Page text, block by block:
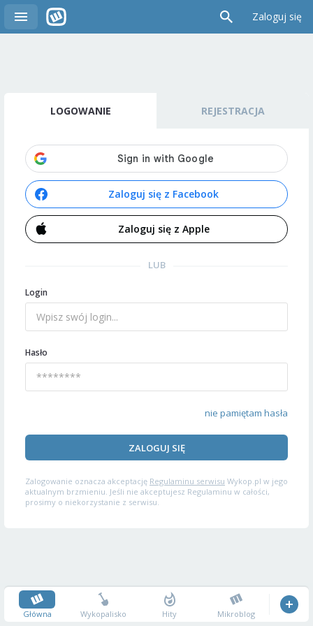
Zaloguj się
LOGOWANIE REJESTRACJA
Zaloguj się z Facebook
Zaloguj się z Apple
LUB
Login
Hasło
nie pamiętam hasła
ZALOGUJ SIĘ
Zalogowanie oznacza akceptację Regulaminu serwisu Wykop.pl w jego
aktualnym brzmieniu. Jeśli nie akceptujesz Regulaminu w całości,
prosimy o niekorzystanie z serwisu.
Główna Wykopalisko Hity Mikroblog